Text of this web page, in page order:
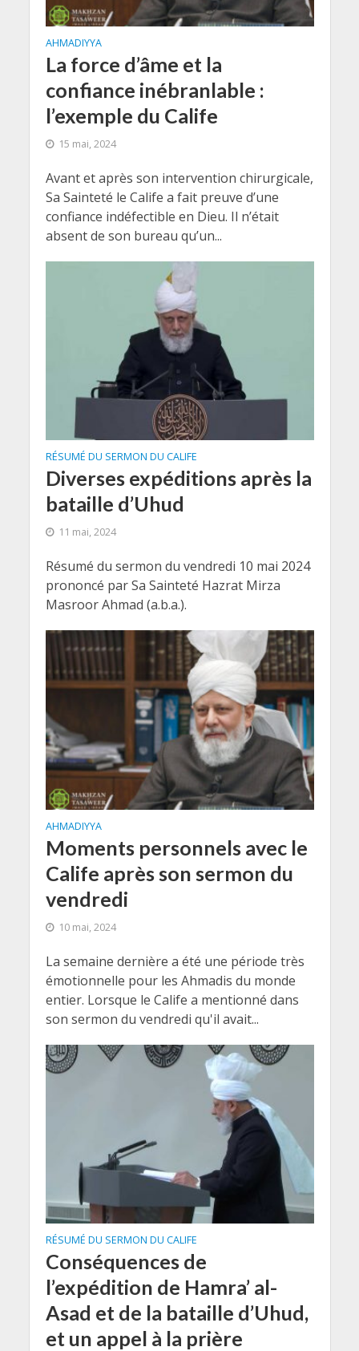
AHMADIYYA
La force d’âme et la
confiance inébranlable :
l’exemple du Calife
15 mai, 2024
Avant et après son intervention chirurgicale,
Sa Sainteté le Calife a fait preuve d’une
confiance indéfectible en Dieu. Il n’était
absent de son bureau qu’un...
RÉSUMÉ DU SERMON DU CALIFE
Diverses expéditions après la
bataille d’Uhud
11 mai, 2024
Résumé du sermon du vendredi 10 mai 2024
prononcé par Sa Sainteté Hazrat Mirza
Masroor Ahmad (a.b.a.).
AHMADIYYA
Moments personnels avec le
Calife après son sermon du
vendredi
10 mai, 2024
La semaine dernière a été une période très
émotionnelle pour les Ahmadis du monde
entier. Lorsque le Calife a mentionné dans
son sermon du vendredi qu'il avait...
RÉSUMÉ DU SERMON DU CALIFE
Conséquences de
l’expédition de Hamra’ al-
Asad et de la bataille d’Uhud,
et un appel à la prière